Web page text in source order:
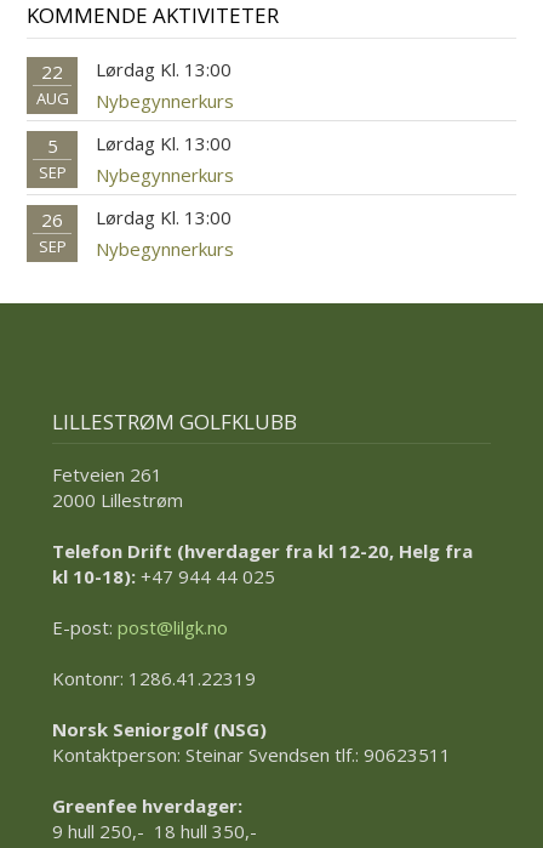
KOMMENDE AKTIVITETER
22
AUG
Lørdag Kl. 13:00
Nybegynnerkurs
5
SEP
Lørdag Kl. 13:00
Nybegynnerkurs
26
SEP
Lørdag Kl. 13:00
Nybegynnerkurs
LILLESTRØM GOLFKLUBB
Fetveien 261
2000 Lillestrøm
Telefon Drift (hverdager fra kl 12-20, Helg fra
kl 10-18): +47 944 44 025
E-post: post@lilgk.no
Kontonr: 1286.41.22319
Norsk Seniorgolf (NSG)
Kontaktperson: Steinar Svendsen tlf.: 90623511
Greenfee hverdager:
9 hull 250,- 18 hull 350,-